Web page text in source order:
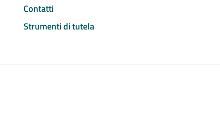
Contatti
Strumenti di tutela